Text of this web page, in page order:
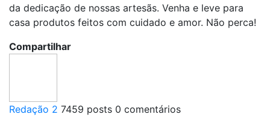
da dedicação de nossas artesãs. Venha e leve para
casa produtos feitos com cuidado e amor. Não perca!
Compartilhar
Redação 2 7459 posts 0 comentários